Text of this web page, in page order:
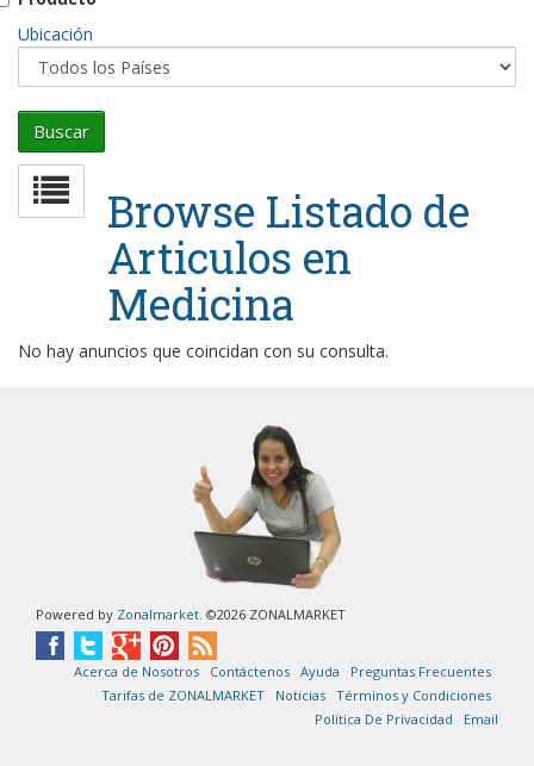
Ubicación
Browse Listado de
Articulos en
Medicina
No hay anuncios que coincidan con su consulta.
Powered by Zonalmarket. ©2026 ZONALMARKET
Acerca de Nosotros Contáctenos Ayuda
Preguntas Frecuentes
Tarifas de ZONALMARKET
Noticias Términos y Condiciones
Política De Privacidad
Email